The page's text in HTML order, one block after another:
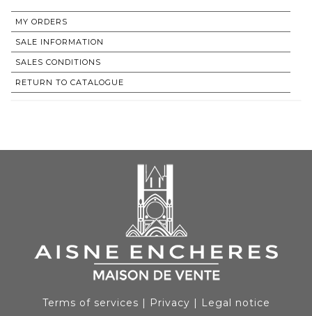
MY ORDERS
SALE INFORMATION
SALES CONDITIONS
RETURN TO CATALOGUE
Terms of services | Privacy | Legal notice